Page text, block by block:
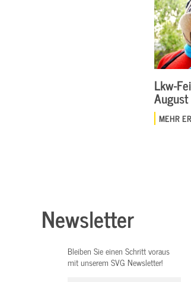
Lkw-
MEHR
Newsletter
Bleiben Sie einen Schritt voraus
mit unserem SVG Newsletter!